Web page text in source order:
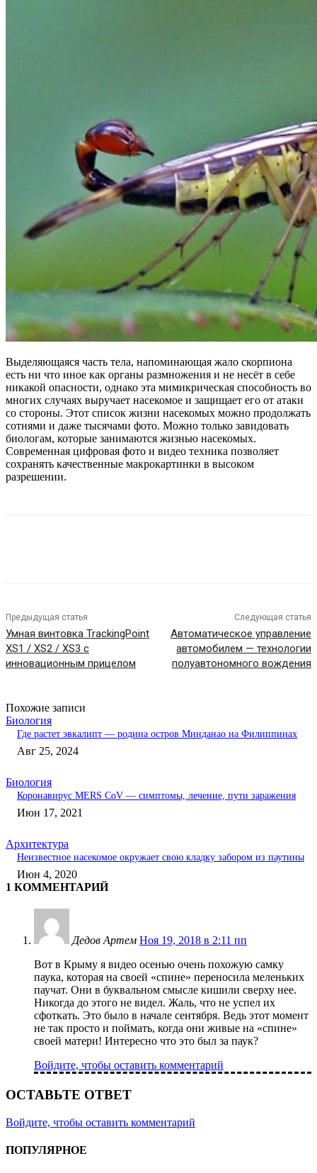
Выделяющаяся часть тела, напоминающая жало скорпиона
есть ни что иное как органы размножения и не несёт в себе
никакой опасности, однако эта мимикрическая способность во
многих случаях выручает насекомое и защищает его от атаки
со стороны. Этот список жизни насекомых можно продолжать
сотнями и даже тысячами фото. Можно только завидовать
биологам, которые занимаются жизнью насекомых.
Современная цифровая фото и видео техника позволяет
сохранять качественные макрокартинки в высоком
разрешении.
Предыдущая статья
Умная винтовка TrackingPoint
XS1 / XS2 / XS3 с
инновационным прицелом
Следующая статья
Автоматическое управление
автомобилем — технологии
полуавтономного вождения
Похожие записи
Биология
Где растет эвкалипт — родина остров Минданао на Филиппинах
Авг 25, 2024
Биология
Коронавирус MERS CoV — симптомы, лечение, пути заражения
Июн 17, 2021
Архитектура
Неизвестное насекомое окружает свою кладку забором из паутины
Июн 4, 2020
1 КОММЕНТАРИЙ
Дедов Артем Ноя 19, 2018 в 2:11 пп
Вот в Крыму я видео осенью очень похожую самку
паука, которая на своей «спине» переносила меленьких
паучат. Они в буквальном смысле кишили сверху нее.
Никогда до этого не видел. Жаль, что не успел их
сфоткать. Это было в начале сентября. Ведь этот момент
не так просто и поймать, когда они живые на «спине»
своей матери! Интересно что это был за паук?
Войдите, чтобы оставить комментарий
ОСТАВЬТЕ ОТВЕТ
Войдите, чтобы оставить комментарий
ПОПУЛЯРНОЕ